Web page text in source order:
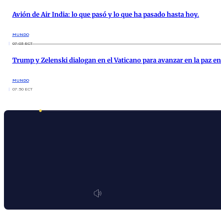
Avión de Air India: lo que pasó y lo que ha pasado hasta hoy.
MUNDO
07:03 ECT
Trump y Zelenski dialogan en el Vaticano para avanzar en la paz
MUNDO
07:50 ECT